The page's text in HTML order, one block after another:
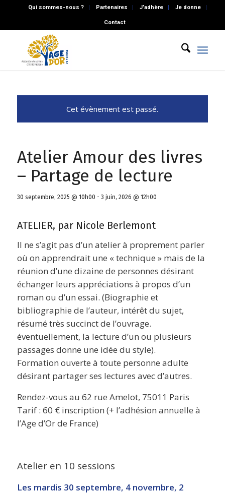
Qui sommes-nous ? Partenaires J’adhère Je donne
Contact
Cet évènement est passé.
Atelier Amour des livres
– Partage de lecture
30 septembre, 2025 @ 10h00 - 3 juin, 2026 @ 12h00
ATELIER, par Nicole Berlemont
Il ne s’agit pas d’un atelier à proprement parler
où on apprendrait une « technique » mais de la
réunion d’une dizaine de personnes désirant
échanger leurs appréciations à propos d’un
roman ou d’un essai. (Biographie et
bibliographie de l’auteur, intérêt du sujet,
résumé très succinct de l’ouvrage.
éventuellement, la lecture d’un ou plusieurs
passages donne une idée du style).
Formation ouverte à toute personne adulte
désirant partager ses lectures avec d’autres.
Rendez-vous au 62 rue Amelot, 75011 Paris
Tarif : 60 € inscription (+ l’adhésion annuelle à
l’Age d’Or de France)
Atelier en 10 sessions
Les mardis 30 septembre, 4 novembre, 2